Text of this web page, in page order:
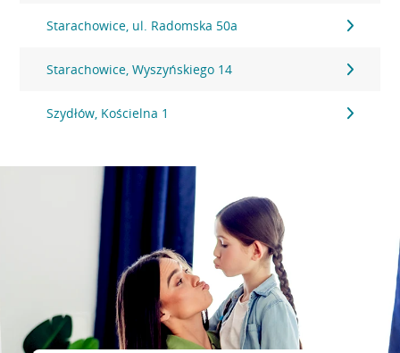
Starachowice, ul. Radomska 50a
Starachowice, Wyszyńskiego 14
Szydłów, Kościelna 1